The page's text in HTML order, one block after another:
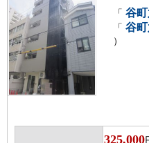
「 谷町
「 谷町
）
325,000